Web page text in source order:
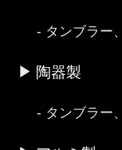
タンブラー
陶器製
タンブラー